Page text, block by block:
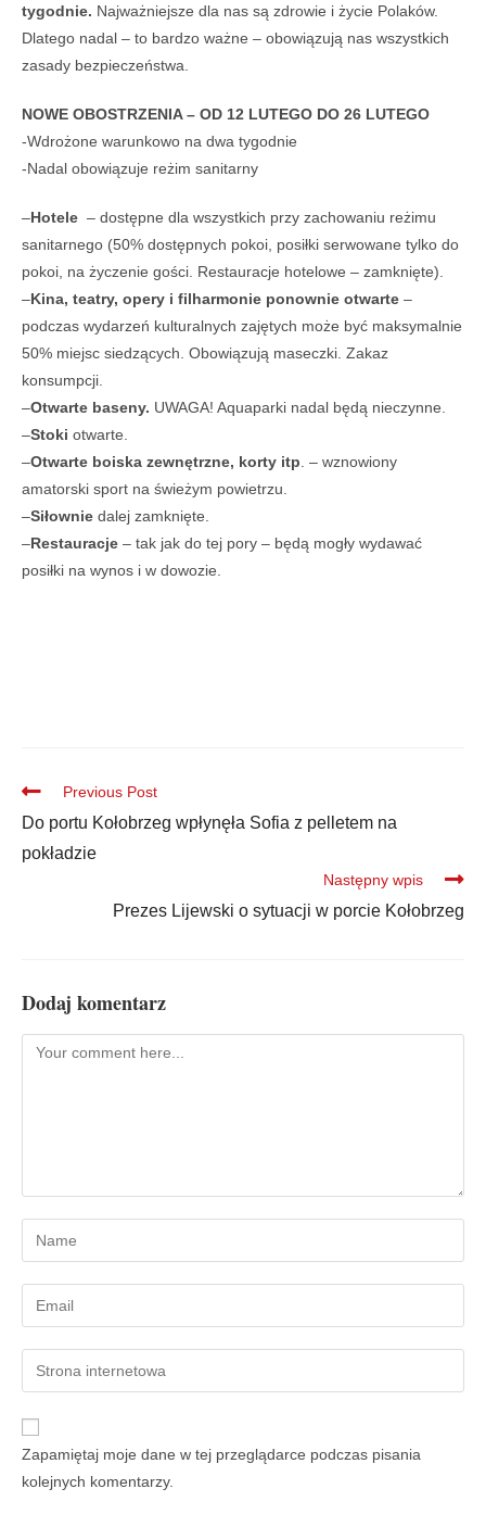
tygodnie. Najważniejsze dla nas są zdrowie i życie Polaków.
Dlatego nadal – to bardzo ważne – obowiązują nas wszystkich
zasady bezpieczeństwa.
NOWE OBOSTRZENIA – OD 12 LUTEGO DO 26 LUTEGO
-Wdrożone warunkowo na dwa tygodnie
-Nadal obowiązuje reżim sanitarny
–Hotele – dostępne dla wszystkich przy zachowaniu reżimu
sanitarnego (50% dostępnych pokoi, posiłki serwowane tylko do
pokoi, na życzenie gości. Restauracje hotelowe – zamknięte).
–Kina, teatry, opery i filharmonie ponownie otwarte –
podczas wydarzeń kulturalnych zajętych może być maksymalnie
50% miejsc siedzących. Obowiązują maseczki. Zakaz
konsumpcji.
–Otwarte baseny. UWAGA! Aquaparki nadal będą nieczynne.
–Stoki otwarte.
–Otwarte boiska zewnętrzne, korty itp . – wznowiony
amatorski sport na świeżym powietrzu.
–Siłownie dalej zamknięte.
–Restauracje – tak jak do tej pory – będą mogły wydawać
posiłki na wynos i w dowozie.
Previous Post
Do portu Kołobrzeg wpłynęła Sofia z pelletem na
pokładzie
Następny wpis
Prezes Lijewski o sytuacji w porcie Kołobrzeg
Dodaj komentarz
Zapamiętaj moje dane w tej przeglądarce podczas pisania
kolejnych komentarzy.